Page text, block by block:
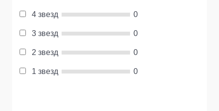
4 звезд 0
3 звезд 0
2 звезд 0
1 звезд 0